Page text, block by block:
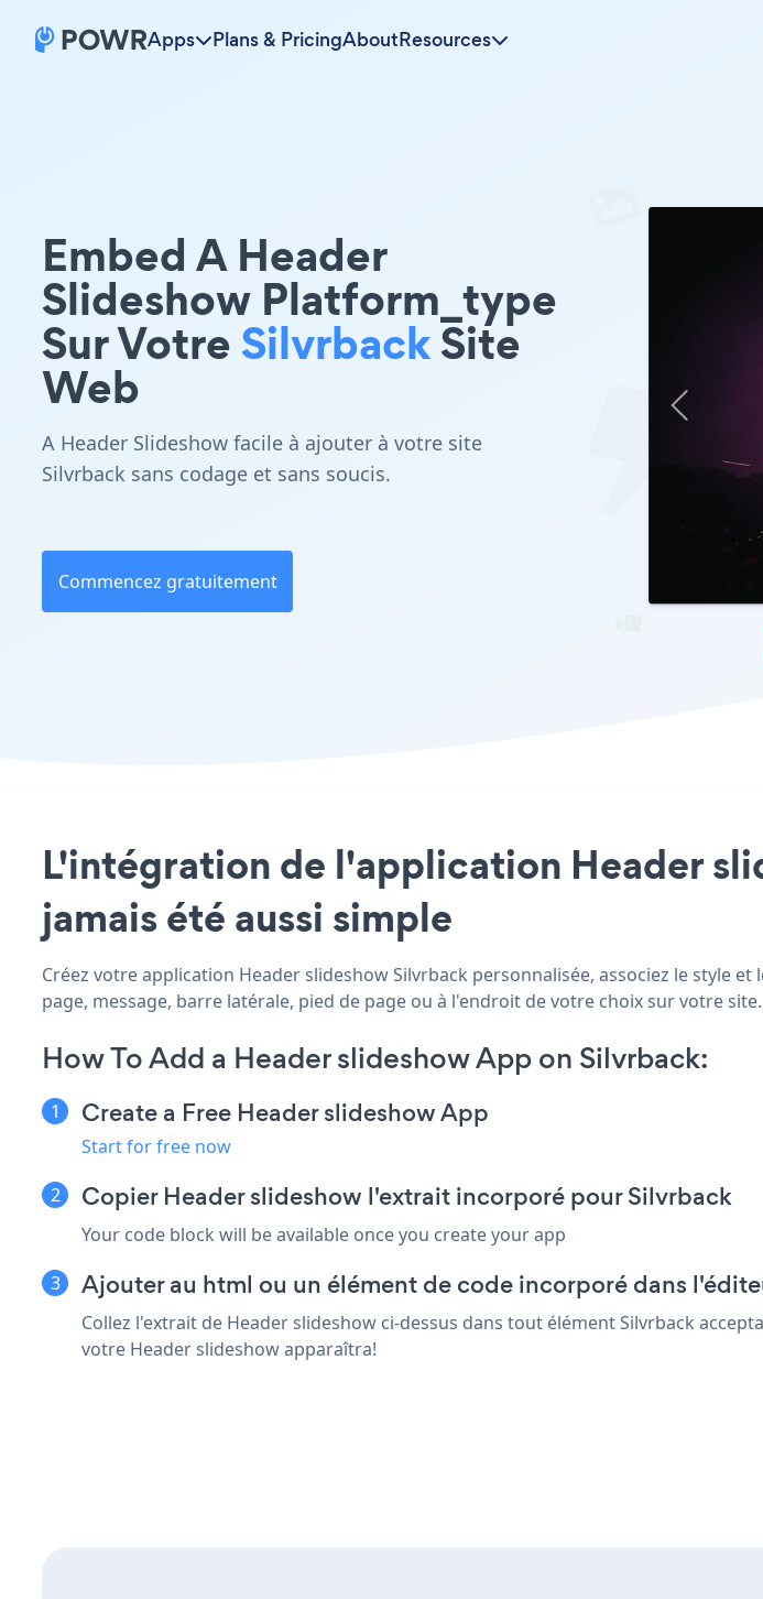
Apps Plans & PricingAboutResources
Embed A Header
Slideshow Platform_type
Sur VotreSilvrbackSite
Web
A Header Slideshow facile à ajouter à votre site
Silvrback sans codage et sans soucis.
Commencez gratuitement
L'intégration de l'application Header
jamais été aussi simple
Créez votre application Header slideshow Silvrback personnalisée, associez le style
page, message, barre latérale, pied de page ou à l'endroit de votre choix sur votre site.
How To Add a Header slideshow App on Silvrback:
Create a Free Header slideshow App
Start for free now
Copier Header slideshow l'extrait incorporé pour Silvrback
Your code block will be available once you create your app
Ajouter au html ou un élément de code incorporé dans
Collez l'extrait de Header slideshow ci-dessus dans tout élément Silvrback
votre Header slideshow apparaîtra!